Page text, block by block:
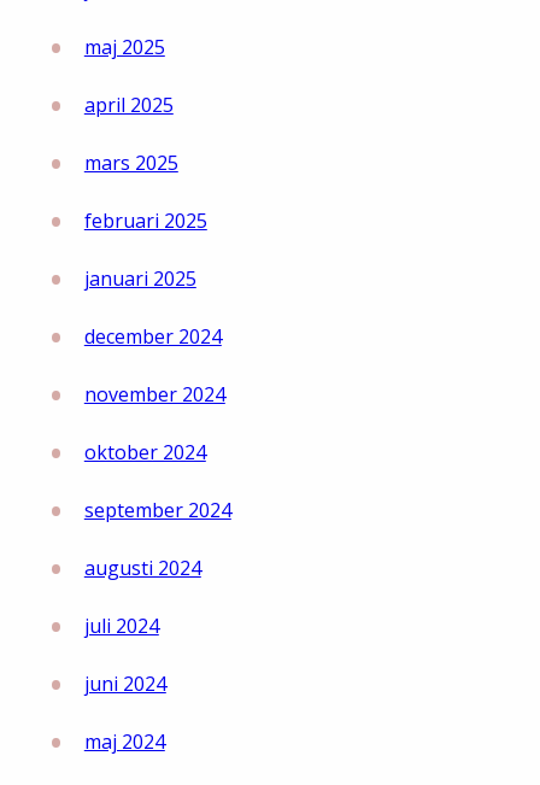
maj 2025
april 2025
mars 2025
februari 2025
januari 2025
december 2024
november 2024
oktober 2024
september 2024
augusti 2024
juli 2024
juni 2024
maj 2024